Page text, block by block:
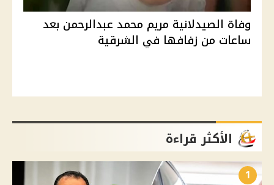
وفاة الصيدلانية مريم محمد عبدالرحمن بعد
ساعات من زفافها في الشرقية
الأكثر قراءة
1